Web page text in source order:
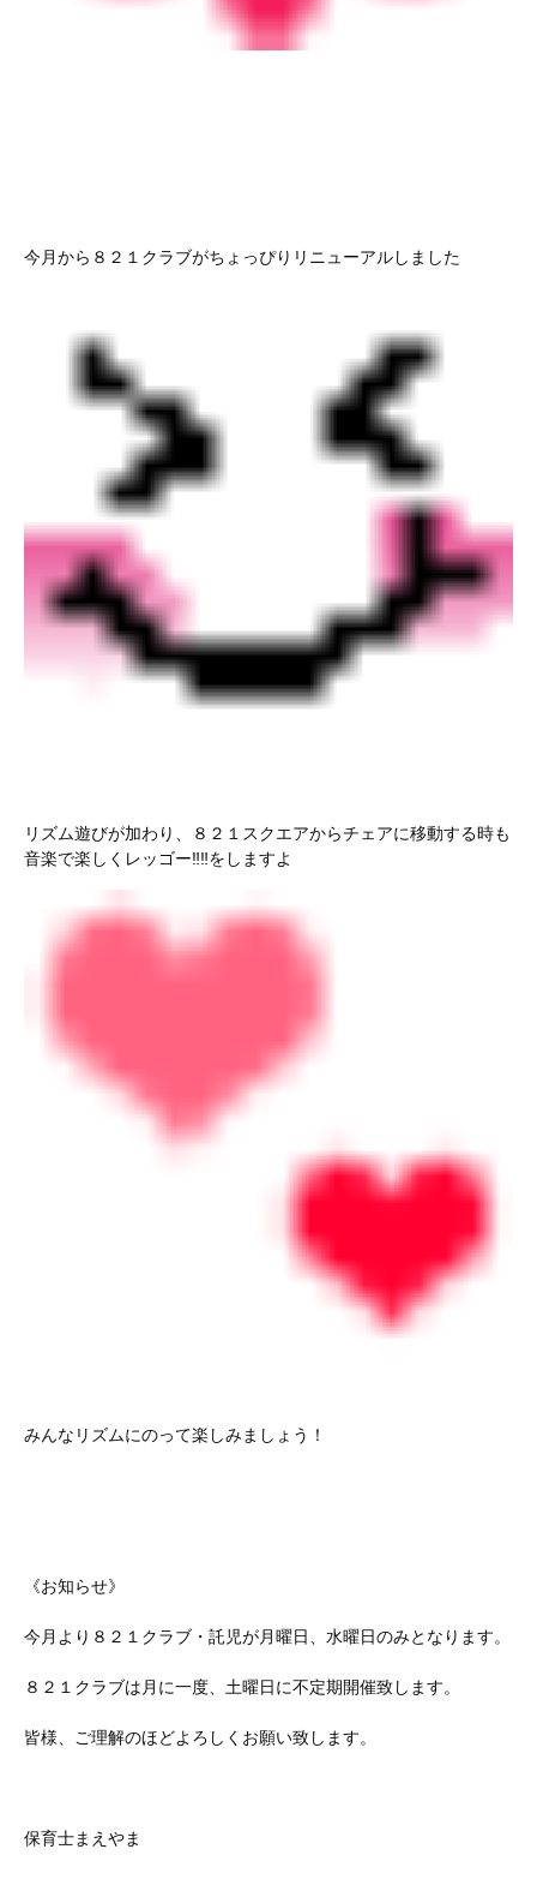
今月から８２１クラブがちょっぴりリニューアルしました
リズム遊びが加わり、８２１スクエアからチェアに移動する時も
音楽で楽しくレッゴー‼︎‼︎をしますよ
みんなリズムにのって楽しみましょう！
《お知らせ》
今月より８２１クラブ・託児が月曜日、水曜日のみとなります。
８２１クラブは月に一度、土曜日に不定期開催致します。
皆様、ご理解のほどよろしくお願い致します。
保育士まえやま